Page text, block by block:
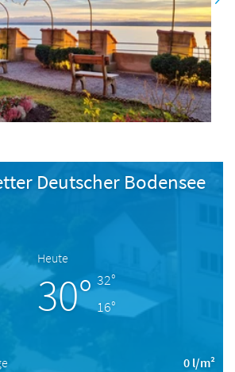
Deutscher Bodensee
Heute
30° 32°
16°
0 l/m²